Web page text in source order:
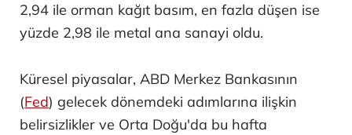
2,94 ile orman kağıt basım, en fazla düşen ise
yüzde 2,98 ile metal ana sanayi oldu.
Küresel piyasalar, ABD Merkez Bankasının
(Fed) gelecek dönemdeki adımlarına ilişkin
belirsizlikler ve Orta Doğu'da bu hafta